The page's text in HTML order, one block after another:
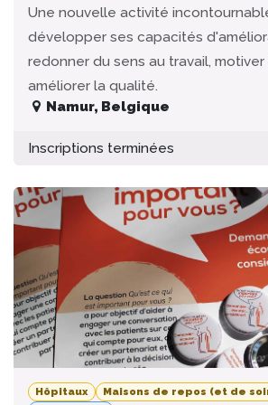
Une nouvelle activité
développer ses capacités
redonner du sens au travail,
améliorer la qualité.
Namur, Belgique
Inscriptions terminées
Hôpitaux
Maisons de repos (et de